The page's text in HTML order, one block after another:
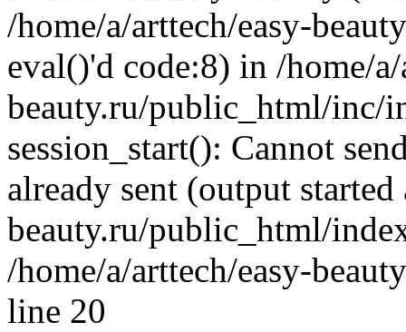
/home/a/arttech/easy-
eval()'d code:8) in /home/
beauty.ru/public_html/inc/
session_start(): Cannot
already sent (output
beauty.ru/public_html/
/home/a/arttech/easy-
line 20